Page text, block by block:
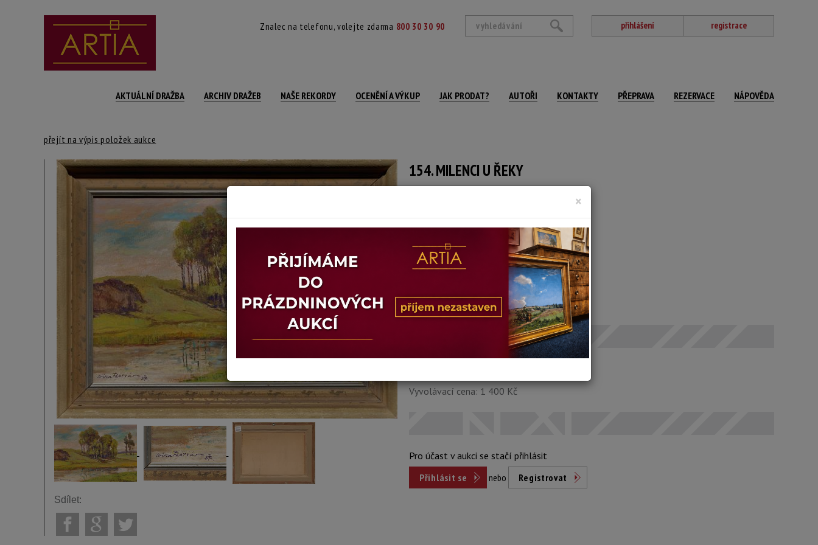
Znalec na telefonu, volejte zdarma 800 30 30 90 přihlášení registrace
AKTUÁLNÍ DRAŽBA ARCHIV DRAŽEB NAŠE REKORDY OCENĚNÍ A VÝKUP JAK PRODAT? AUTOŘI KONTAKTY PŘEPRAVA REZERVACE NÁPOVĚDA
přejít na výpis položek aukce
154. MILENCI U ŘEKY
Signováno vlevo dole, rámováno.
Technika: olej na kartonu, datace: 1937
Šířka: 48 cm, výška: 34 cm, rámování: 46 x 60 cm
Konec dražby:09.04.2025 20:38 SELČ
Vyvolávací cena: 1 400 Kč
Pro účast v aukci se stačí přihlásit
Přihlásit se
nebo Registrovat
Sdílet:
×